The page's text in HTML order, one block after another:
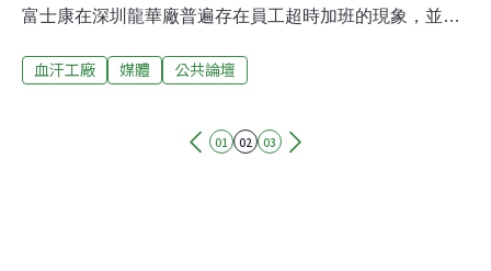
富士康在深圳龍華廠普遍存在員工超時加班的現象，並引
受損，因而控告該媒體的兩名記者「名節侵權」，並索賠
此一事件最先是由委由鴻海代工的蘋果（Apple）公司，
血汗工廠 媒體 公共論壇
01 02 03